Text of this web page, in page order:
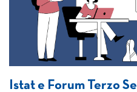
Istat e Forum Terzo